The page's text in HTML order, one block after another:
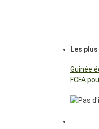
Les plus
Guinée
FCFA